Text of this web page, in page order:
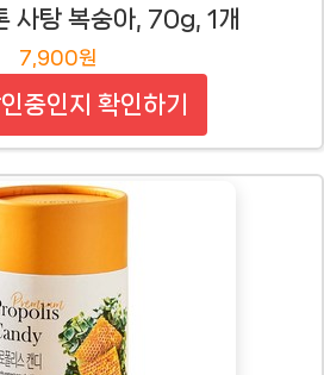
사탕 복숭아, 70g, 1개
7,900원
중인지 확인하기